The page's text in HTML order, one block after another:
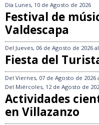
Día Lunes, 10 de Agosto de 2026
Festival de
Valdescapa
Del Jueves, 06 de Agosto de 2026 al
Fiesta del
Del Viernes, 07 de Agosto de 2026
Del Miércoles, 12 de Agosto de
Actividades
en Villazanzo